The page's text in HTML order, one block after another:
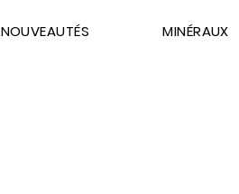
NOUVEAUTÉS MINÉRAUX